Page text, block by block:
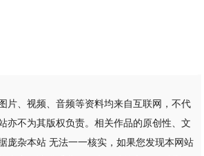
片、视频、音频等资料均来自互联网，不代
亦不为其版权负责。相关作品的原创性、文
庞杂本站 无法一一核实，如果您发现本网站